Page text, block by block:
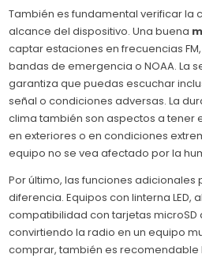
También es fundamental verificar la
alcance del dispositivo. Una buena
captar estaciones en frecuencias
bandas de emergencia o NOAA. La
garantiza que puedas escuchar
señal o condiciones adversas. La
clima también son aspectos a tener
en exteriores o en condiciones
equipo no se vea afectado por la
Por último, las funciones adicionales
diferencia. Equipos con linterna LED,
compatibilidad con tarjetas
convirtiendo la radio en un equipo
comprar, también es recomendable